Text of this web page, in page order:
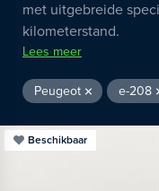
met uitgebreide
kilometerstand.
Lees meer
Peugeot e-208
Beschikbaar